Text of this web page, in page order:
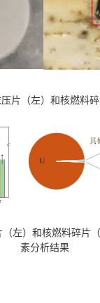
片（左）和核燃料
左）和核燃料碎片
素分析结果